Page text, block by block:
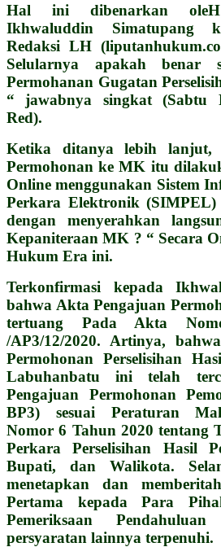
Hal ini dibenarkan
Ikhwaluddin Simatupang
Redaksi LH
Selularnya apakah benar
Permohanan Gugatan
“ jawabnya singkat (Sabtu
Red).
Ketika ditanya lebih lanjut,
Permohonan ke MK itu
Online menggunakan Sistem
Perkara Elektronik (SIMPEL)
dengan menyerahkan
Kepaniteraan MK ? “ Secara
Hukum Era ini.
Terkonfirmasi kepada
bahwa Akta Pengajuan
tertuang Pada Akta
/AP3/12/2020. Artinya,
Permohonan Perselisihan
Labuhanbatu ini telah
Pengajuan Permohonan
BP3) sesuai Peraturan
Nomor 6 Tahun 2020 tentang
Perkara Perselisihan Hasil
Bupati, dan Walikota.
menetapkan dan
Pertama kepada Para
Pemeriksaan
persyaratan lainnya terpenuhi.